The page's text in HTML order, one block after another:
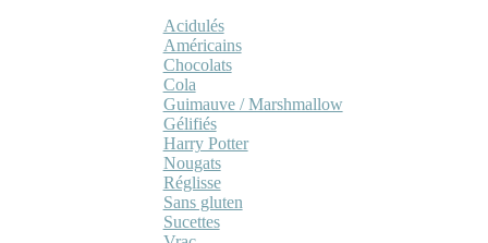
Acidulés
Américains
Chocolats
Cola
Guimauve / Marshmallow
Gélifiés
Harry Potter
Nougats
Réglisse
Sans gluten
Sucettes